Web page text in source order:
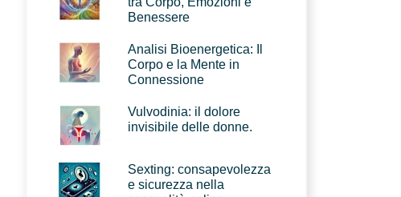
Benessere
Analisi Bioenergetica: Il
Corpo e la Mente in
Connessione
Vulvodinia: il dolore
invisibile delle donne.
Sexting: consapevolezza
e sicurezza nella